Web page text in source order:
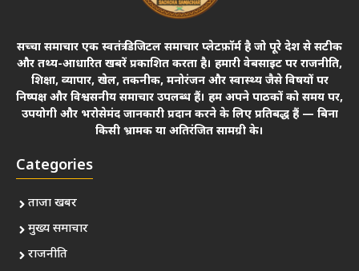
सच्चा समाचार एक स्वतंत्र डिजिटल समाचार प्लेटफ़ॉर्म है जो पूरे देश से सटीक
और तथ्य-आधारित खबरें प्रकाशित करता है। हमारी वेबसाइट पर राजनीति,
शिक्षा, व्यापार, खेल, तकनीक, मनोरंजन और स्वास्थ्य जैसे विषयों पर
निष्पक्ष और विश्वसनीय समाचार उपलब्ध हैं। हम अपने पाठकों को समय पर,
उपयोगी और भरोसेमंद जानकारी प्रदान करने के लिए प्रतिबद्ध हैं — बिना
किसी भ्रामक या अतिरंजित सामग्री के।
Categories
ताजा खबर
मुख्य समाचार
राजनीति